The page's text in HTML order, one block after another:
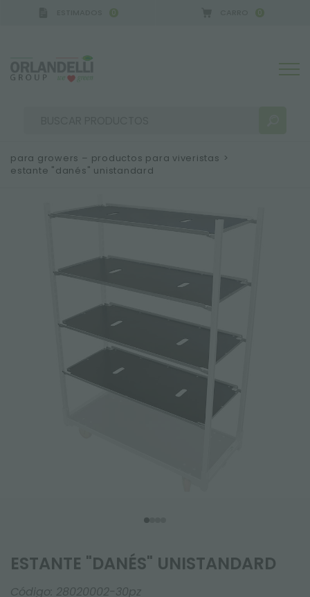
0 0
RESULTADOS DE LA BÚSQUEDA:
MÁS RESULTADOS PARA USTED:
para growers – productos para viveristas >
estante "danés" unistandard
ESTANTE "DANÉS" UNISTANDARD
Código: 28020002-30pz